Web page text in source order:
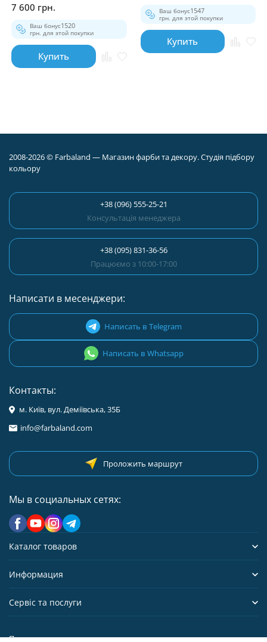
7 600 грн.
Ваш бонус1520
грн. для этой покупки
Купить
Ваш бонус1547
грн. для этой покупки
Купить
2008-2026 © Farbaland — Магазин фарби та декору. Студія підбору
кольору
+38 (096) 555-25-21
Консультація менеджера
+38 (095) 831-36-56
Працюємо з 10:00-17:00
Написати в месенджери:
Написать в Telegram
Написать в Whatsapp
Контакты:
м. Київ, вул. Деміївська, 35Б
info@farbaland.com
Проложить маршрут
Мы в социальных сетях:
Каталог товаров
Информация
Сервіс та послуги
Политика персональных данных